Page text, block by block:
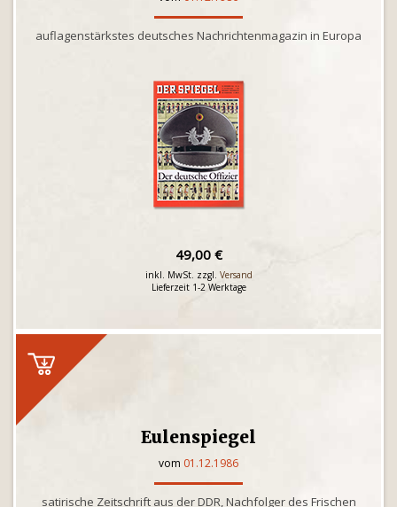
auflagenstärkstes deutsches Nachrichtenmagazin in Europa
49,00 €
inkl. MwSt. zzgl. Versand
Lieferzeit 1-2 Werktage
Eulenspiegel
vom 01.12.1986
satirische Zeitschrift aus der DDR, Nachfolger des Frischen